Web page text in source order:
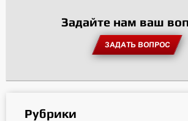
Задайте нам ваш
ЗАДАТЬ ВОПРОС
Рубрики